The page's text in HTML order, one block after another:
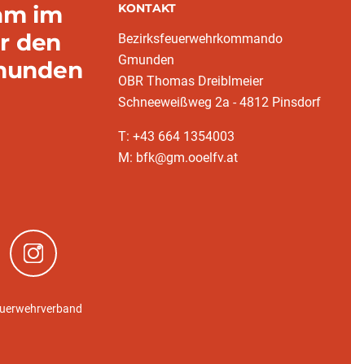
im
den
KONTAKT
Bezirksfeuerwehrkommando
Gmunden
OBR Thomas Dreiblmeier
Schneeweißweg 2a - 4812 Pinsdorf
T: +43 664 1354003
M: bfk@gm.ooelfv.at
(neues Fenster)